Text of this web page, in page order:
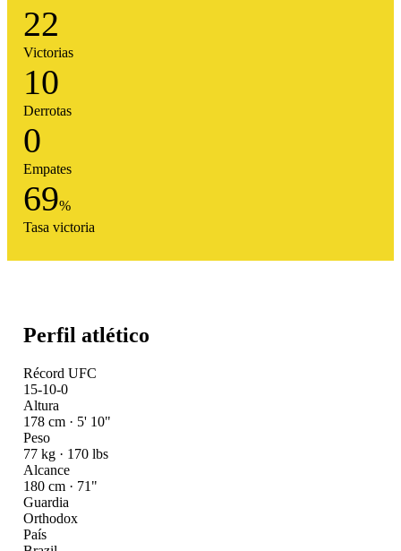
22
Victorias
10
Derrotas
0
Empates
69%
Tasa victoria
Perfil atlético
Récord UFC
15-10-0
Altura
178 cm · 5' 10"
Peso
77 kg · 170 lbs
Alcance
180 cm · 71"
Guardia
Orthodox
País